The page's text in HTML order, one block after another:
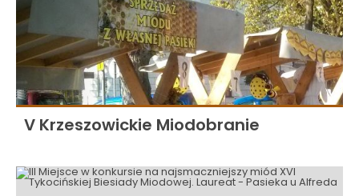
V Krzeszowickie Miodobranie